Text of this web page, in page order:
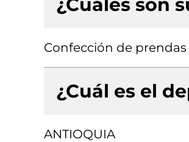
¿Cuáles son
Confección de
¿Cuál es el
ANTIOQUIA